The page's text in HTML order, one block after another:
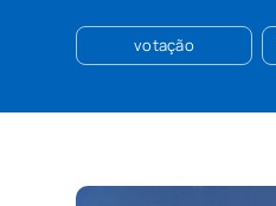
votação